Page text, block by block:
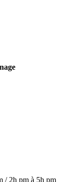
/ 2h pm à 5h pm